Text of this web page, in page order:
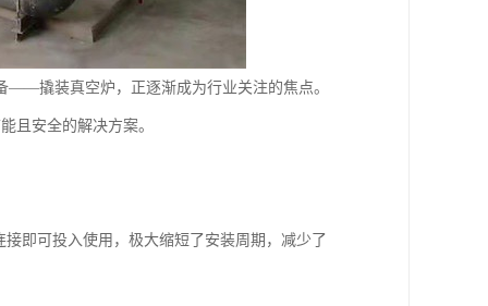
——撬装真空炉，正逐渐成为行业关注的焦点。
且安全的解决方案。
即可投入使用，极大缩短了安装周期，减少了